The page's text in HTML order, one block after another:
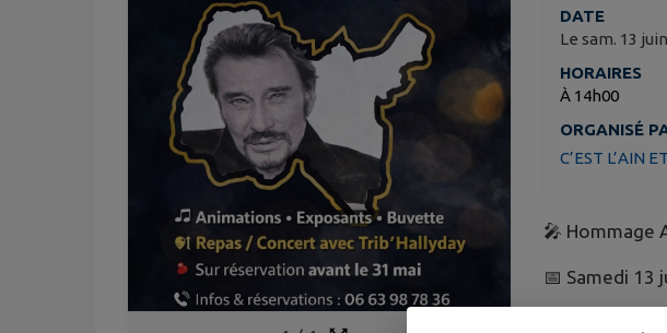
DATE
Le sam. 13 juin
HORAIRES
À 14h00
ORGANISÉ
C’EST L’AIN
🎤 Hommage
📅 Samedi 13